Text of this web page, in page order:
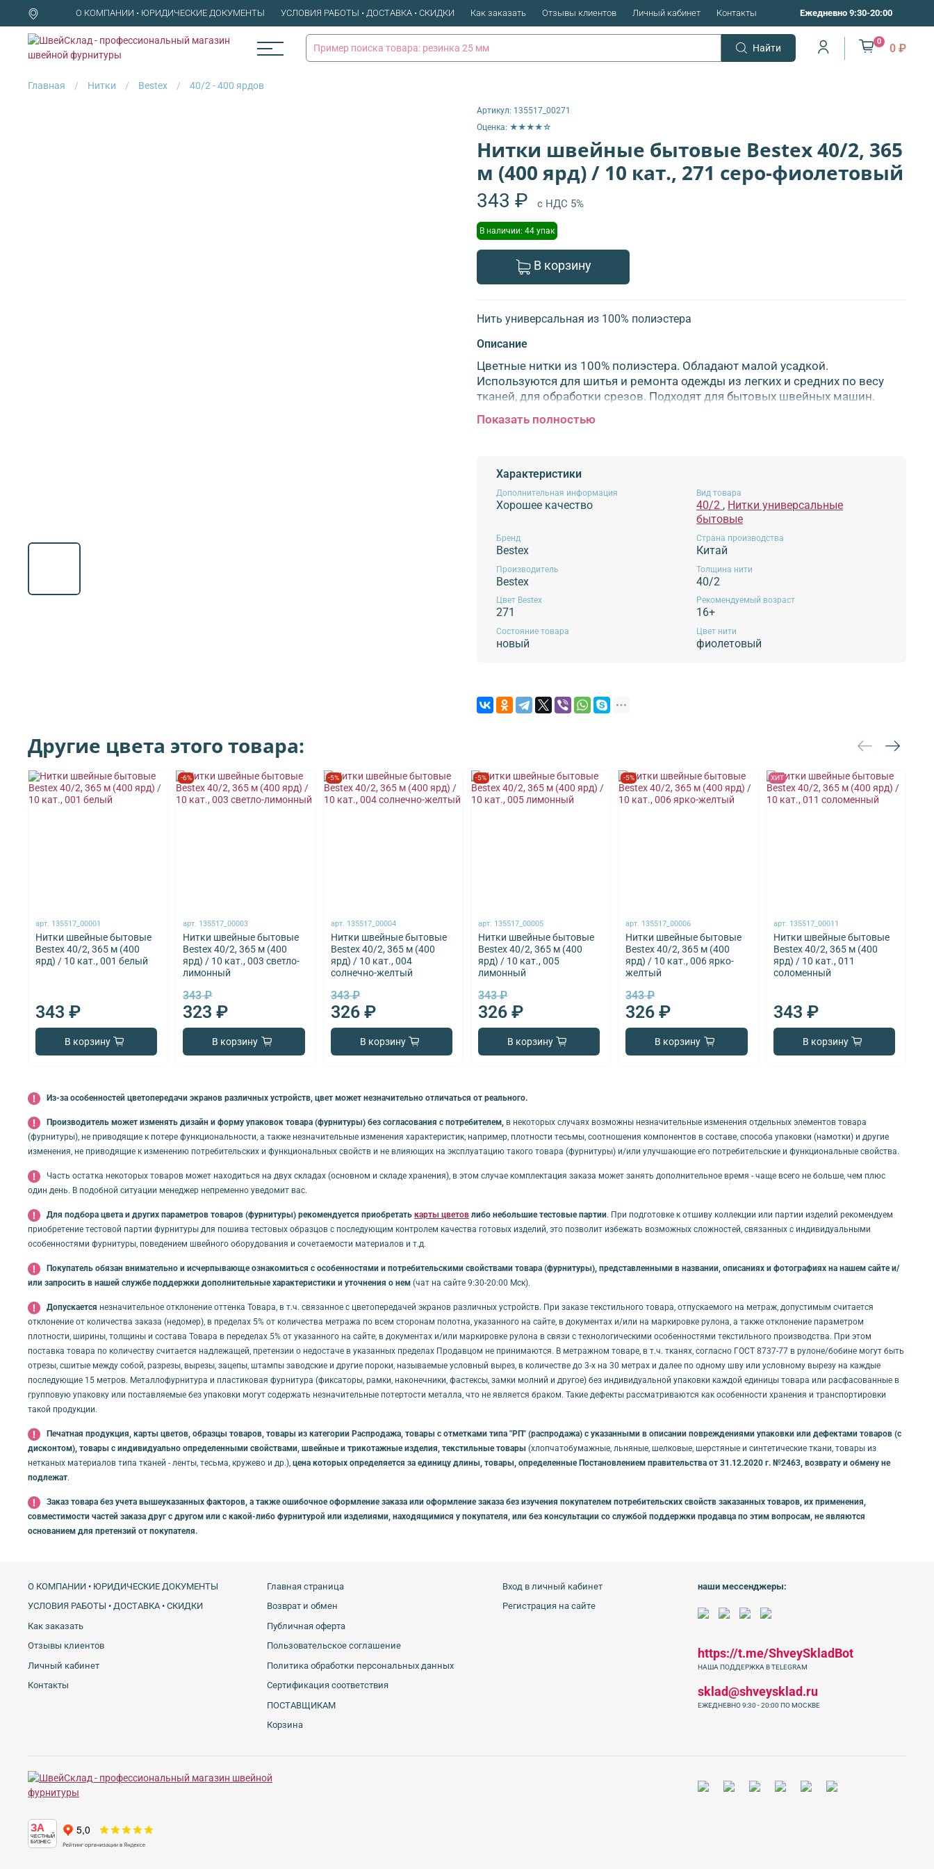
О КОМПАНИИ • ЮРИДИЧЕСКИЕ ДОКУМЕНТЫ УСЛОВИЯ РАБОТЫ • ДОСТАВКА • СКИДКИ Как заказать Отзывы клиентов Личный кабинет Контакты Ежедневно 9:30-20:00
Найти
0
0 ₽
Главная Нитки Bestex 40/2 - 400 ярдов
Артикул: 135517_00271
Оценка: ★★★★☆
Нитки швейные бытовые Bestex 40/2, 365
м (400 ярд) / 10 кат., 271 серо-фиолетовый
343 ₽ с НДС 5%
В наличии: 44 упак
В корзину
Нить универсальная из 100% полиэстера
Описание
Цветные нитки из 100% полиэстера. Обладают малой усадкой.
Используются для шитья и ремонта одежды из легких и средних по весу
тканей, для обработки срезов. Подходят для бытовых швейных машин.
Длина в намотке: 400 ярдов. Толщина нити: 40/2
Показать полностью
Характеристики
Дополнительная информация
Хорошее качество
Вид товара
40/2 , Нитки универсальные
бытовые
Бренд
Bestex
Страна производства
Китай
Производитель
Bestex
Толщина нити
40/2
Цвет Bestex
271
Рекомендуемый возраст
16+
Состояние товара
новый
Цвет нити
фиолетовый
Другие цвета этого товара:
арт. 135517_00001
Нитки швейные бытовые
Bestex 40/2, 365 м (400
ярд) / 10 кат., 001 белый
343 ₽
В корзину
-6%
арт. 135517_00003
Нитки швейные бытовые
Bestex 40/2, 365 м (400
ярд) / 10 кат., 003 светло-
лимонный
343 ₽
323 ₽
В корзину
-5%
арт. 135517_00004
Нитки швейные бытовые
Bestex 40/2, 365 м (400
ярд) / 10 кат., 004
солнечно-желтый
343 ₽
326 ₽
В корзину
-5%
арт. 135517_00005
Нитки швейные бытовые
Bestex 40/2, 365 м (400
ярд) / 10 кат., 005
лимонный
343 ₽
326 ₽
В корзину
-5%
арт. 135517_00006
Нитки швейные бытовые
Bestex 40/2, 365 м (400
ярд) / 10 кат., 006 ярко-
желтый
343 ₽
326 ₽
В корзину
ХИТ
арт. 135517_00011
Нитки швейные бытовые
Bestex 40/2, 365 м (400
ярд) / 10 кат., 011
соломенный
343 ₽
В корзину
Из-за особенностей цветопередачи экранов различных устройств, цвет может незначительно отличаться от реального.
Производитель может изменять дизайн и форму упаковок товара (фурнитуры) без согласования с потребителем, в некоторых случаях возможны незначительные изменения отдельных элементов товара
(фурнитуры), не приводящие к потере функциональности, а также незначительные изменения характеристик, например, плотности тесьмы, соотношения компонентов в составе, способа упаковки (намотки) и другие
изменения, не приводящие к изменению потребительских и функциональных свойств и не влияющих на эксплуатацию такого товара (фурнитуры) и/или улучшающие его потребительские и функциональные свойства.
Часть остатка некоторых товаров может находиться на двух складах (основном и складе хранения), в этом случае комплектация заказа может занять дополнительное время - чаще всего не больше, чем плюс
один день. В подобной ситуации менеджер непременно уведомит вас.
Для подбора цвета и других параметров товаров (фурнитуры) рекомендуется приобретать карты цветов либо небольшие тестовые партии. При подготовке к отшиву коллекции или партии изделий рекомендуем
приобретение тестовой партии фурнитуры для пошива тестовых образцов с последующим контролем качества готовых изделий, это позволит избежать возможных сложностей, связанных с индивидуальными
особенностями фурнитуры, поведением швейного оборудования и сочетаемости материалов и т.д.
Покупатель обязан внимательно и исчерпывающе ознакомиться с особенностями и потребительскими свойствами товара (фурнитуры), представленными в названии, описаниях и фотографиях на нашем сайте и/
или запросить в нашей службе поддержки дополнительные характеристики и уточнения о нем (чат на сайте 9:30-20:00 Мск).
Допускается незначительное отклонение оттенка Товара, в т.ч. связанное с цветопередачей экранов различных устройств. При заказе текстильного товара, отпускаемого на метраж, допустимым считается
отклонение от количества заказа (недомер), в пределах 5% от количества метража по всем сторонам полотна, указанного на сайте, в документах и/или на маркировке рулона, а также отклонение параметром
плотности, ширины, толщины и состава Товара в переделах 5% от указанного на сайте, в документах и/или маркировке рулона в связи с технологическими особенностями текстильного производства. При этом
поставка товара по количеству считается надлежащей, претензии о недостаче в указанных пределах Продавцом не принимаются. В метражном товаре, в т.ч. тканях, согласно ГОСТ 8737-77 в рулоне/бобине могут быть
отрезы, сшитые между собой, разрезы, вырезы, зацепы, штампы заводские и другие пороки, называемые условный вырез, в количестве до 3-х на 30 метрах и далее по одному шву или условному вырезу на каждые
последующие 15 метров. Металлофурнитура и пластиковая фурнитура (фиксаторы, рамки, наконечники, фастексы, замки молний и другое) без индивидуальной упаковки каждой единицы товара или расфасованные в
групповую упаковку или поставляемые без упаковки могут содержать незначительные потертости металла, что не является браком. Такие дефекты рассматриваются как особенности хранения и транспортировки
такой продукции.
Печатная продукция, карты цветов, образцы товаров, товары из категории Распродажа, товары с отметками типа "РП" (распродажа) с указанными в описании повреждениями упаковки или дефектами товаров (с
дисконтом), товары с индивидуально определенными свойствами, швейные и трикотажные изделия, текстильные товары (хлопчатобумажные, льняные, шелковые, шерстяные и синтетические ткани, товары из
нетканых материалов типа тканей - ленты, тесьма, кружево и др.), цена которых определяется за единицу длины, товары, определенные Постановлением правительства от 31.12.2020 г. №2463, возврату и обмену не
подлежат.
Заказ товара без учета вышеуказанных факторов, а также ошибочное оформление заказа или оформление заказа без изучения покупателем потребительских свойств заказанных товаров, их применения,
совместимости частей заказа друг с другом или с какой-либо фурнитурой или изделиями, находящимися у покупателя, или без консультации со службой поддержки продавца по этим вопросам, не являются
основанием для претензий от покупателя.
О КОМПАНИИ • ЮРИДИЧЕСКИЕ ДОКУМЕНТЫ
УСЛОВИЯ РАБОТЫ • ДОСТАВКА • СКИДКИ
Как заказать
Отзывы клиентов
Личный кабинет
Контакты
Главная страница
Возврат и обмен
Публичная оферта
Пользовательское соглашение
Политика обработки персональных данных
Сертификация соответствия
ПОСТАВЩИКАМ
Корзина
Вход в личный кабинет
Регистрация на сайте
наши мессенджеры:
https://t.me/ShveySkladBot
НАША ПОДДЕРЖКА В TELEGRAM
sklad@shveysklad.ru
ЕЖЕДНЕВНО 9:30 - 20:00 ПО МОСКВЕ
ЗА
ЧЕСТНЫЙ
БИЗНЕС